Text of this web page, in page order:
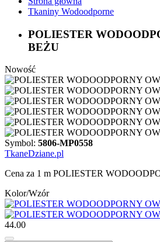
Tkaniny Wodoodporne
POLIESTER
BEŻU
Nowość
Symbol: 5806-MP0558
TkaneDziane.pl
Cena za 1 m POLIESTER
Kolor/Wzór
44.00